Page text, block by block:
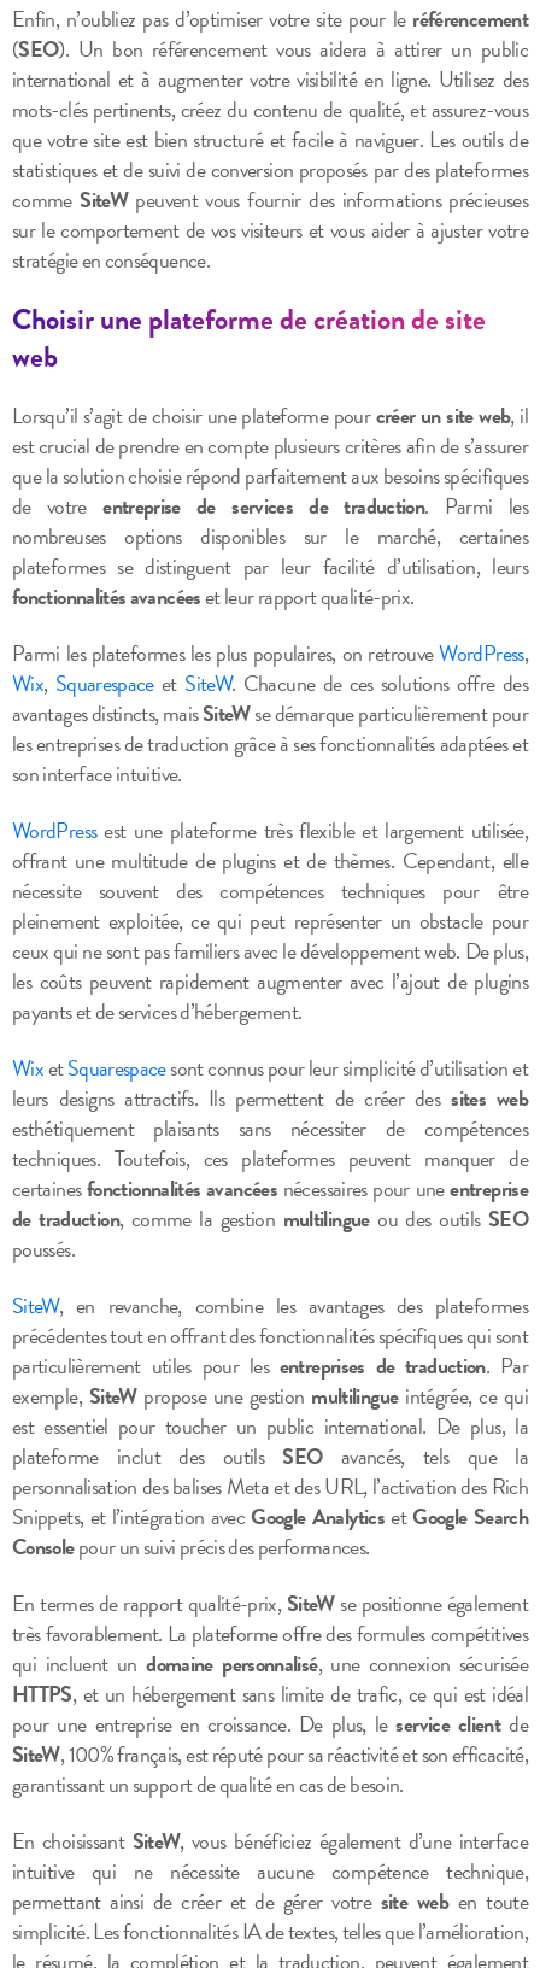
Enfin, n’oubliez pas d’optimiser votre site pour le référencement
(SEO). Un bon référencement vous aidera à attirer un public
international et à augmenter votre visibilité en ligne. Utilisez des
mots-clés pertinents, créez du contenu de qualité, et assurez-vous
que votre site est bien structuré et facile à naviguer. Les outils de
statistiques et de suivi de conversion proposés par des plateformes
comme SiteWpeuvent vous fournir des informations précieuses
sur le comportement de vos visiteurs et vous aider à ajuster votre
stratégie en conséquence.
Choisir une plateforme de création de site
web
Lorsqu’il s’agit de choisir une plateforme pourcréer un site web, il
est crucial de prendre en compte plusieurs critères afin de s’assurer
que la solution choisie répond parfaitement aux besoins spécifiques
de votreentreprise de services de traduction. Parmi les
nombreuses options disponibles sur le marché, certaines
plateformes se distinguent par leur facilité d’utilisation, leurs
fonctionnalités avancéeset leur rapport qualité-prix.
Parmi les plateformes les plus populaires, on retrouveWordPress,
Wix, Squarespaceet SiteW. Chacune de ces solutions offre des
avantages distincts, maisSiteWse démarque particulièrement pour
les entreprises de traduction grâce à ses fonctionnalités adaptées et
son interface intuitive.
WordPressest une plateforme très flexible et largement utilisée,
offrant une multitude de plugins et de thèmes. Cependant, elle
nécessite souvent des compétences techniques pour être
pleinement exploitée, ce qui peut représenter un obstacle pour
ceux qui ne sont pas familiers avec le développement web. De plus,
les coûts peuvent rapidement augmenter avec l’ajout de plugins
payants et de services d’hébergement.
WixetSquarespacesont connus pour leur simplicité d’utilisation et
leurs designs attractifs. Ils permettent de créer dessites web
esthétiquement plaisants sans nécessiter de compétences
techniques. Toutefois, ces plateformes peuvent manquer de
certainesfonctionnalités avancées nécessaires pour uneentreprise
de traduction, comme la gestion multilingueou des outils SEO
poussés.
SiteW, en revanche, combine les avantages des plateformes
précédentes tout en offrant des fonctionnalités spécifiques qui sont
particulièrement utiles pour les entreprises de traduction. Par
exemple, SiteWpropose une gestion multilingueintégrée, ce qui
est essentiel pour toucher un public international. De plus, la
plateforme inclut des outils SEOavancés, tels que la
personnalisation des balises Meta et des URL, l’activation des Rich
Snippets, et l’intégration avecGoogle AnalyticsetGoogle Search
Consolepour un suivi précis des performances.
En termes de rapport qualité-prix,SiteWse positionne également
très favorablement. La plateforme offre des formules compétitives
qui incluent undomaine personnalisé, une connexion sécurisée
HTTPS, et un hébergement sans limite de trafic, ce qui est idéal
pour une entreprise en croissance. De plus, leservice clientde
SiteW, 100% français, est réputé pour sa réactivité et son efficacité,
garantissant un support de qualité en cas de besoin.
En choisissant SiteW, vous bénéficiez également d’une interface
intuitive qui ne nécessite aucune compétence technique,
permettant ainsi de créer et de gérer votre site weben toute
simplicité. Les fonctionnalités IA de textes, telles que l’amélioration,
le résumé, la complétion et la traduction, peuvent également